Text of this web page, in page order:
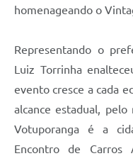
homenageando o
Representando o
Luiz Torrinha
evento cresce a cada
alcance estadual, pelo
Votuporanga é a
Encontro de Carros